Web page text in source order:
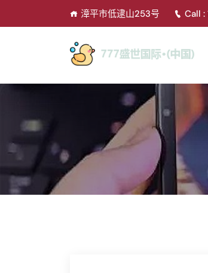
漳平市低逮山253号 Call :